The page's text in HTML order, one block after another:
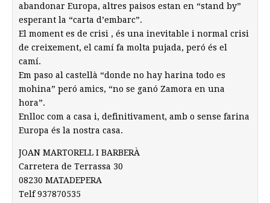
abandonar Europa, altres paisos estan en “stand by”
esperant la “carta d’embarc”.
El moment es de crisi , és una inevitable i normal crisi
de creixement, el camí fa molta pujada, peró és el
camí.
Em paso al castellà “donde no hay harina todo es
mohina” peró amics, “no se ganó Zamora en una
hora”.
Enlloc com a casa i, definitivament, amb o sense farina
Europa és la nostra casa.
JOAN MARTORELL I BARBERÀ
Carretera de Terrassa 30
08230 MATADEPERA
Telf 937870535